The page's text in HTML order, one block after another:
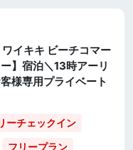
イキキ ビーチコマー
】宿泊＼13時アーリ
様専用プライベート
ーチェックイン
フリープラン